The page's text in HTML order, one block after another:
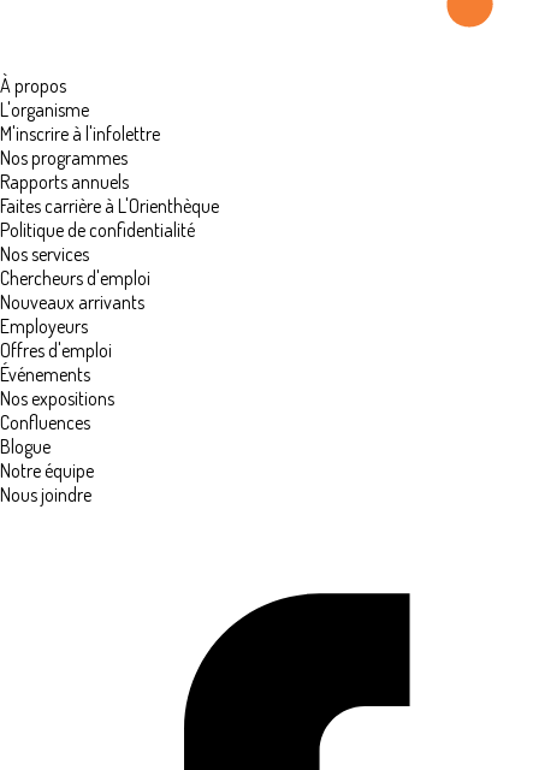
À propos
L'organisme
M'inscrire à l'infolettre
Nos programmes
Rapports annuels
Faites carrière à L'Orienthèque
Politique de confidentialité
Nos services
Chercheurs d'emploi
Nouveaux arrivants
Employeurs
Offres d'emploi
Événements
Nos expositions
Confluences
Blogue
Notre équipe
Nous joindre